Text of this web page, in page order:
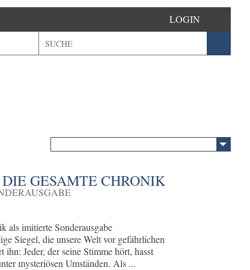
LOGIN
GESAMTE CHRONIK
als imitierte Sonderausgabe
Siegel, die unsere Welt vor gefährlichen
Jeder, der seine Stimme hört, hasst
mysteriösen Umständen. Als ...